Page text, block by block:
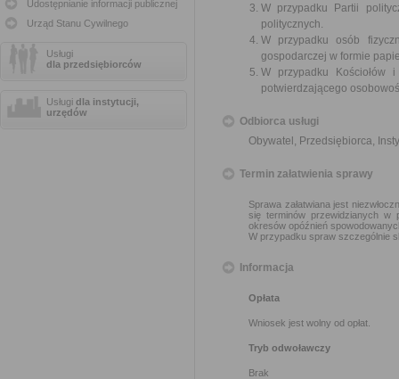
Udostępnianie informacji publicznej
Urząd Stanu Cywilnego
Usługi
dla przedsiębiorców
Usługi dla instytucji,
urzędów
W przypadku Partii
politycznych.
W przypadku osób
gospodarczej w formie
W przypadku Kościołów
potwierdzającego
Odbiorca usługi
Obywatel, Przedsiębiorca,
Termin załatwienia sprawy
Sprawa załatwiana jest
się terminów przewidzianych w
okresów opóźnień
W przypadku spraw szczególnie
Informacja
Opłata
Wniosek jest wolny od opłat.
Tryb odwoławczy
Brak